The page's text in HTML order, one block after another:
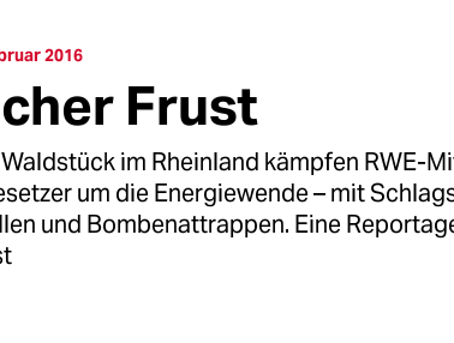
2016
Frust
im Rheinland kämpfen RWE-
um die Energiewende – mit
und Bombenattrappen. Eine